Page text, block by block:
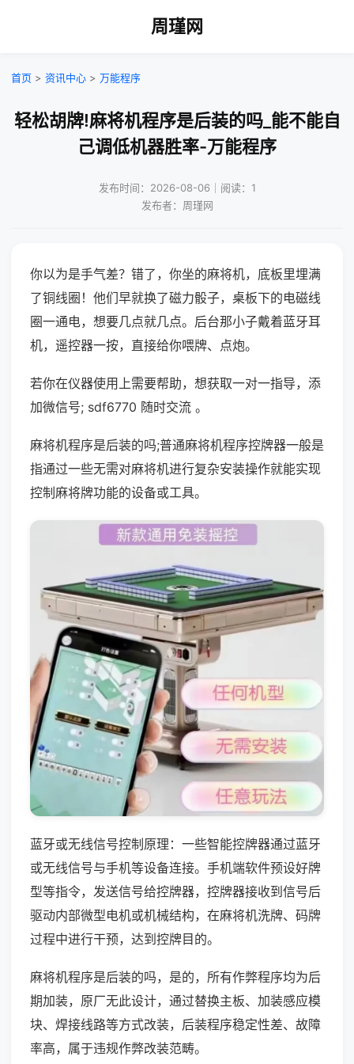
周瑾网
首页 > 资讯中心 > 万能程序
轻松胡牌!麻将机程序是后装的吗_能不能自
己调低机器胜率-万能程序
发布时间：2026-08-06｜阅读：1
发布者：周瑾网
你以为是手气差？错了，你坐的麻将机，底板里埋满
了铜线圈！他们早就换了磁力骰子，桌板下的电磁线
圈一通电，想要几点就几点。后台那小子戴着蓝牙耳
机，遥控器一按，直接给你喂牌、点炮。
若你在仪器使用上需要帮助，想获取一对一指导，添
加微信号; sdf6770 随时交流 。
麻将机程序是后装的吗;普通麻将机程序控牌器一般是
指通过一些无需对麻将机进行复杂安装操作就能实现
控制麻将牌功能的设备或工具。
蓝牙或无线信号控制原理：一些智能控牌器通过蓝牙
或无线信号与手机等设备连接。手机端软件预设好牌
型等指令，发送信号给控牌器，控牌器接收到信号后
驱动内部微型电机或机械结构，在麻将机洗牌、码牌
过程中进行干预，达到控牌目的。
麻将机程序是后装的吗，是的，所有作弊程序均为后
期加装，原厂无此设计，通过替换主板、加装感应模
块、焊接线路等方式改装，后装程序稳定性差、故障
率高，属于违规作弊改装范畴。